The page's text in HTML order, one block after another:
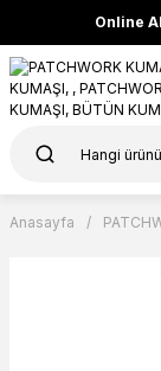
Online
Anasayfa